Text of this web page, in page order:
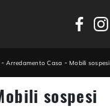
-Arredamento Casa - Mobili sospesi
sospesi